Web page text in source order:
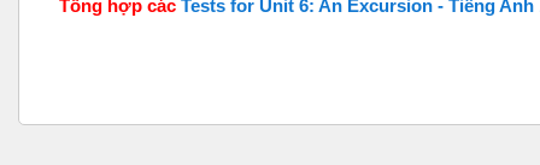
Tổng hợp các Tests for Unit 6: An Excursion - Tiếng Anh